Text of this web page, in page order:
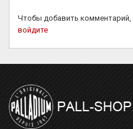
Чтобы добавить комментарий,
войдите